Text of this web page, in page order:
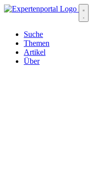
Suche
Themen
Artikel
Über